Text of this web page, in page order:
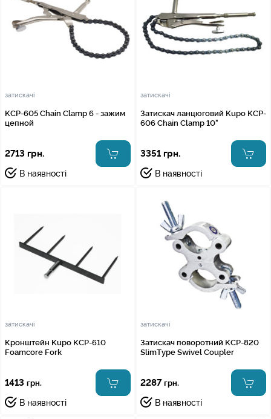
затискачі
KCP-605 Chain Clamp 6 - зажим
цепной
2713 грн.
В наявності
затискачі
Затискач ланцюговий Kupo KCP-
606 Chain Clamp 10"
3351 грн.
В наявності
затискачі
Кронштейн Kupo KCP-610
Foamcore Fork
1413 грн.
В наявності
затискачі
Затискач поворотний KCP-820
SlimType Swivel Coupler
2287 грн.
В наявності